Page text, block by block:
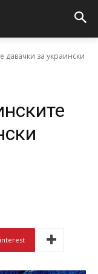
давачки за украински